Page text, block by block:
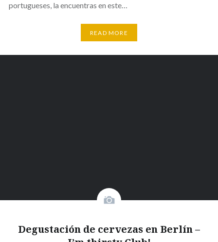
portugueses, la encuentras en este…
READ MORE
Degustación de cervezas en Berlín –